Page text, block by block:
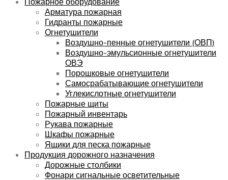
Арматура пожарная
Гидранты пожарные
Огнетушители
Воздушно-пенные огнетушители (ОВП)
Воздушно-эмульсионные огнетушители
ОВЭ
Порошковые огнетушители
Самосрабатывающие огнетушители
Углекислотные огнетушители
Пожарные щиты
Пожарный инвентарь
Рукава пожарные
Шкафы пожарные
Ящики для песка пожарные
Продукция дорожного назначения
Дорожные столбики
Фонари сигнальные осветительные